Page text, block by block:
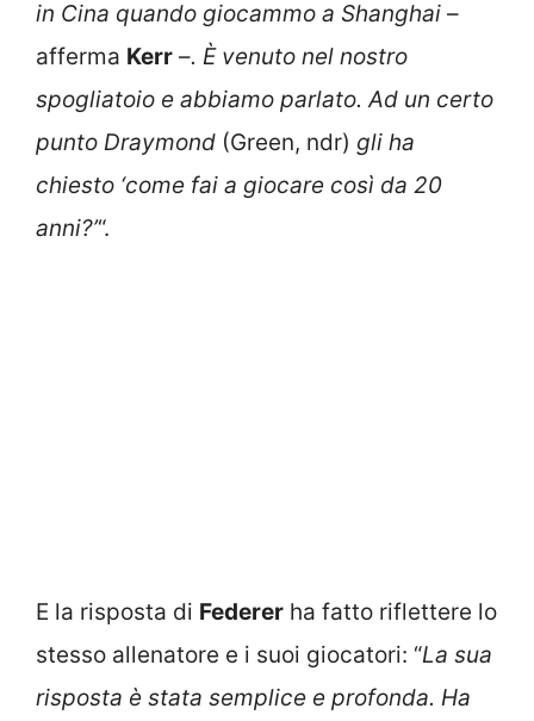
in Cina quando giocammo a Shanghai –
afferma Kerr –. È venuto nel nostro
spogliatoio e abbiamo parlato. Ad un certo
punto Draymond (Green, ndr) gli ha
chiesto ‘come fai a giocare così da 20
anni?’“.
E la risposta di Federer ha fatto riflettere lo
stesso allenatore e i suoi giocatori: “La sua
risposta è stata semplice e profonda. Ha